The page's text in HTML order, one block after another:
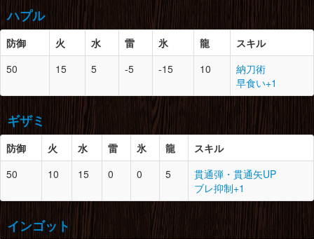
脚
雌火竜の甲殻×3
雌火竜の鱗×4
竜骨【大】×3
ライトクリスタル×1
化け鮫の鱗×2
氷結袋×3
腰
10 2
化け鮫のヒレ×1
化け鮫の鱗×2
化け鮫の鋸歯×1
化け鮫の刃尾×1
脚
10
化け鮫の鱗×2
化け鮫の皮×4
化け鮫のヒレ×1
鮫肌の鱗×2
絞蛇竜の甲殻×4
寒気立つクチバシ×1
ゲネポスの鱗×4
胴
10 1
潜口竜の皮×4
モンスターの体液×1
腕
0
絞蛇竜の牙×3
絞蛇竜の骨髄×1
絞蛇竜の鳴甲×2
垂皮竜の皮×3
10
絞蛇竜の甲殻×5
絞蛇竜の牙×4
絞蛇竜の皮×2
竜骨【大】×1
ハプル
防御 火 水 雷 氷 龍
スキル
50
15 5 -5 -15 10
納刀術
早食い+1
防御 スロット
必要素材
頭
10 1
鮮やかな体液×1
潜口竜の皮×2
竜骨【中】×2
胴
10
鎌蟹のの甲殻×2
大地の結晶×4
キラービートル×1
腕
10 1
鮮やかな体液×1
甲虫の大顎×2
ギザミ
防御 火 水 雷 氷 龍
スキル
50
10 15 0 0 5
貫通弾・貫通矢UP
ブレ抑制+1
防御 スロット
必要素材
頭
10 2
鎌蟹の鋏×1
鎌蟹の甲殻×2
とがった爪×2
インゴット